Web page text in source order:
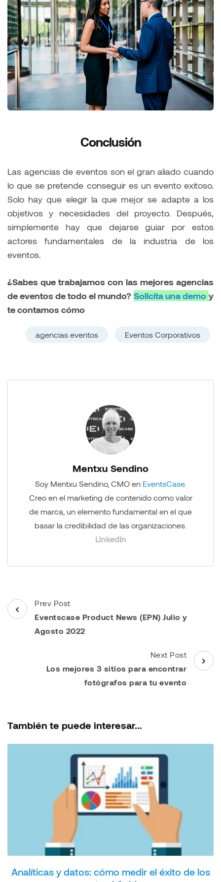
Conclusión
Las agencias de eventos son el gran aliado cuando
lo que se pretende conseguir es un evento exitoso.
Solo hay que elegir la que mejor se adapte a los
objetivos y necesidades del proyecto. Después,
simplemente hay que dejarse guiar por estos
actores fundamentales de la industria de los
eventos.
¿Sabes que trabajamos con las mejores agencias
de eventos de todo el mundo? Solicita una demo y
te contamos cómo
agencias eventos Eventos Corporativos
Mentxu Sendino
Soy Mentxu Sendino, CMO en EventsCase.
Creo en el marketing de contenido como valor
de marca, un elemento fundamental en el que
basar la credibilidad de las organizaciones.
LinkedIn
Post
Navigation
Prev Post
Eventscase Product News (EPN) Julio y
Agosto 2022
Next Post
Los mejores 3 sitios para encontrar
fotógrafos para tu evento
También te puede interesar...
Analíticas y datos: cómo medir el éxito de los